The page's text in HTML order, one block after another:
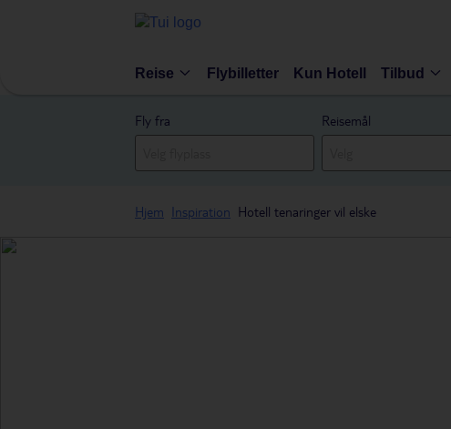
Reise Flybilletter Kun Hotell Tilbud
Fly fra
Reisemål
Hjem Inspiration Hotell tenaringer vil elske